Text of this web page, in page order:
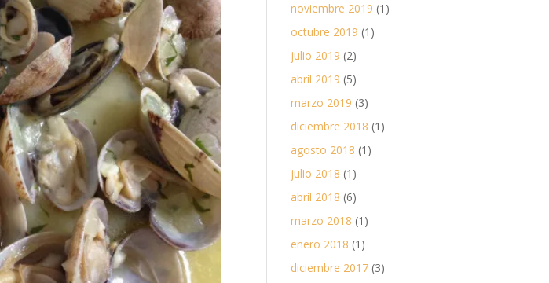
noviembre 2019 (1)
octubre 2019 (1)
julio 2019 (2)
abril 2019 (5)
marzo 2019 (3)
diciembre 2018 (1)
agosto 2018 (1)
julio 2018 (1)
abril 2018 (6)
marzo 2018 (1)
enero 2018 (1)
diciembre 2017 (3)